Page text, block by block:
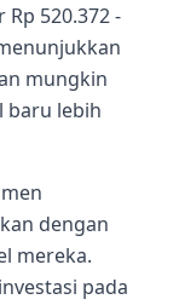
520.372 -
mungkin
baru lebih
dengan
mereka.
pada